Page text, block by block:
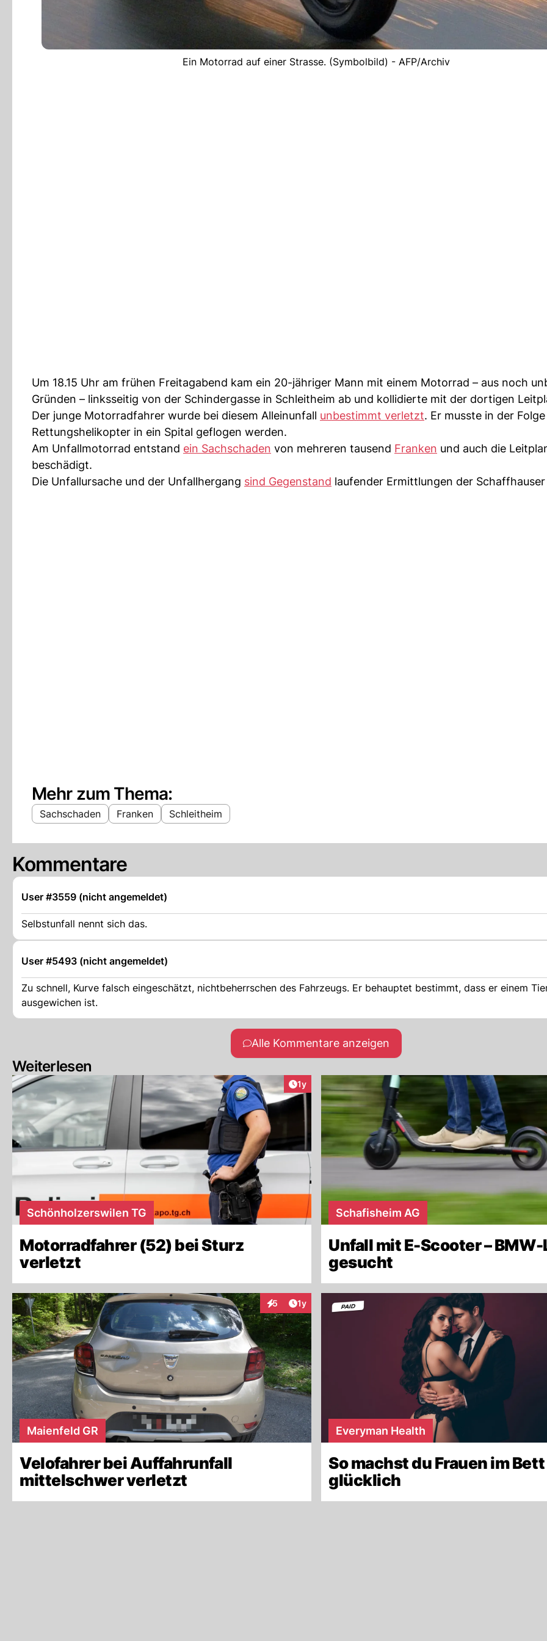
Ein Motorrad auf einer Strasse. (Symbolbild) - AFP/Archiv
Um 18.15 Uhr am frühen Freitagabend kam ein 20-jähriger Mann mit einem Motorrad – aus noch
Gründen – linksseitig von der Schindergasse in Schleitheim ab und kollidierte mit der dortigen
Der junge Motorradfahrer wurde bei diesem Alleinunfall unbestimmt verletzt. Er musste in der
Rettungshelikopter in ein Spital geflogen werden.
Am Unfallmotorrad entstand ein Sachschaden von mehreren tausend Franken und auch die
beschädigt.
Die Unfallursache und der Unfallhergang sind Gegenstand laufender Ermittlungen der Schaffhauser
Mehr zum Thema:
Sachschaden Franken Schleitheim
Kommentare
User #3559 (nicht angemeldet)
Selbstunfall nennt sich das.
User #5493 (nicht angemeldet)
Zu schnell, Kurve falsch eingeschätzt, nichtbeherrschen des Fahrzeugs. Er behauptet bestimmt, dass er einem
ausgewichen ist.
Alle Kommentare anzeigen
Weiterlesen
Artikel veröffentlicht:
1y
Schönholzerswilen TG
Motorradfahrer (52) bei Sturz
verletzt
Schafisheim AG
Unfall mit E-Scooter –
gesucht
5
InteraktionenArtikel veröffentlicht:
1y
Maienfeld GR
Velofahrer bei Auffahrunfall
mittelschwer verletzt
Everyman Health
So machst du Frauen im Bett
glücklich